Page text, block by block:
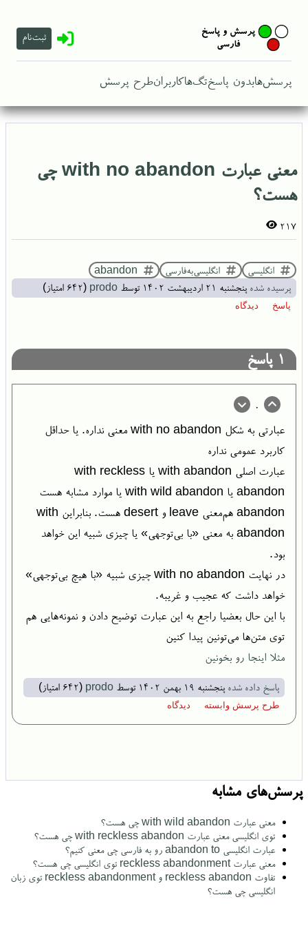
ثبت‌نام
پرسش‌هابدون پاسختگ‌هاکاربرانطرح پرسش
پرسش‌های مشابه
معنی عبارت with wild abandon چی هست؟
توی انگلیسی معنی عبارت with reckless abandon چی هست؟
عبارت انگلیسی abandon to رو به فارسی چی معنی کنیم؟
معنی عبارت reckless abandonment توی انگلیسی چی هست؟
تفاوت reckless abandon و reckless abandonment توی زبان
انگلیسی چی هست؟
معنی عبارت with no abandon چی
هست؟
217
انگلیسی انگلیسی‌به‌فارسی
abandon
پرسیده شده پنجشنبه ۲۱ اردیبهشت ۱۴۰۲ توسط prodo
(
642 امتیاز)
1 پاسخ
0
عبارتی به شکل with no abandon معنی نداره. یا حداقل
کاربرد عمومی نداره
عبارت اصلی with abandon یا with reckless
abandon یا with wild abandon یا موارد مشابه هست
abandon هم‌معنی leave و desert هست. بنابراین with
abandon به معنی «با بی‌توجهی» یا چیزی شبیه این خواهد
بود.
در نهایت with no abandon چیزی شبیه «با هیچ بی‌توجهی»
خواهد داشت که عجیب و غریبه.
با این حال بعضیا راجع به این عبارت توضیح دادن و نمونه‌هایی هم
توی متن‌ها می‌تونین پیدا کنین
مثلا اینجا رو بخونین
پاسخ داده شده پنجشنبه ۱۹ بهمن ۱۴۰۲ توسط prodo
(
642 امتیاز)